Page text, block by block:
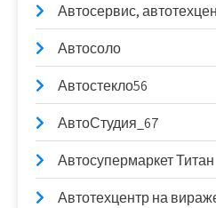
Автосервис,
Автосоло
Автостекло56
АвтоСтудия_67
Автосупермаркет Титан
Автотехцентр на